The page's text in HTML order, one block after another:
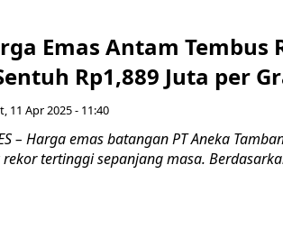
Emas Antam Tembus
Rp1,889 Juta per
11 Apr 2025 - 11:40
– Harga emas batangan PT Aneka
tertinggi sepanjang masa.